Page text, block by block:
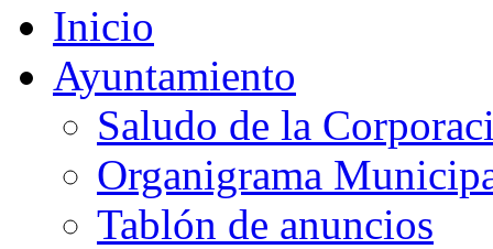
Inicio
Ayuntamiento
Saludo de la
Organigrama
Tablón de anuncios